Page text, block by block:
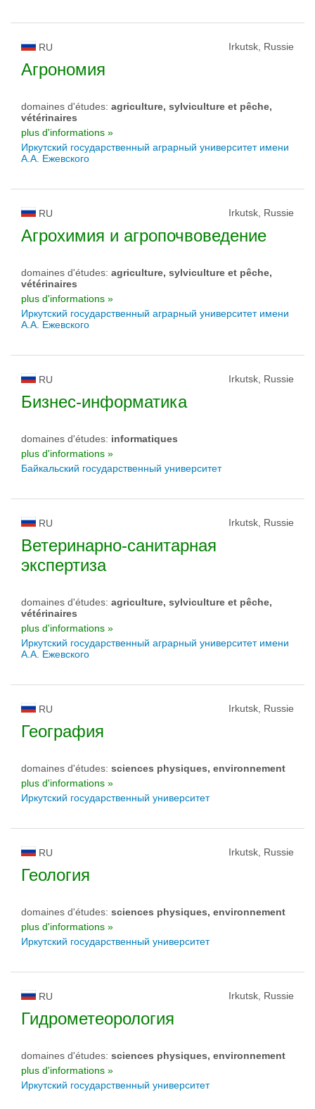
RU Irkutsk, Russie
Агрономия
domaines d'études: agriculture, sylviculture et pêche,
vétérinaires
plus d'informations »
Иркутский государственный аграрный университет имени
А.А. Ежевского
RU Irkutsk, Russie
Агрохимия и агропочвоведение
domaines d'études: agriculture, sylviculture et pêche,
vétérinaires
plus d'informations »
Иркутский государственный аграрный университет имени
А.А. Ежевского
RU Irkutsk, Russie
Бизнес-информатика
domaines d'études: informatiques
plus d'informations »
Байкальский государственный университет
RU Irkutsk, Russie
Ветеринарно-санитарная
экспертиза
domaines d'études: agriculture, sylviculture et pêche,
vétérinaires
plus d'informations »
Иркутский государственный аграрный университет имени
А.А. Ежевского
RU Irkutsk, Russie
География
domaines d'études: sciences physiques, environnement
plus d'informations »
Иркутский государственный университет
RU Irkutsk, Russie
Геология
domaines d'études: sciences physiques, environnement
plus d'informations »
Иркутский государственный университет
RU Irkutsk, Russie
Гидрометеорология
domaines d'études: sciences physiques, environnement
plus d'informations »
Иркутский государственный университет